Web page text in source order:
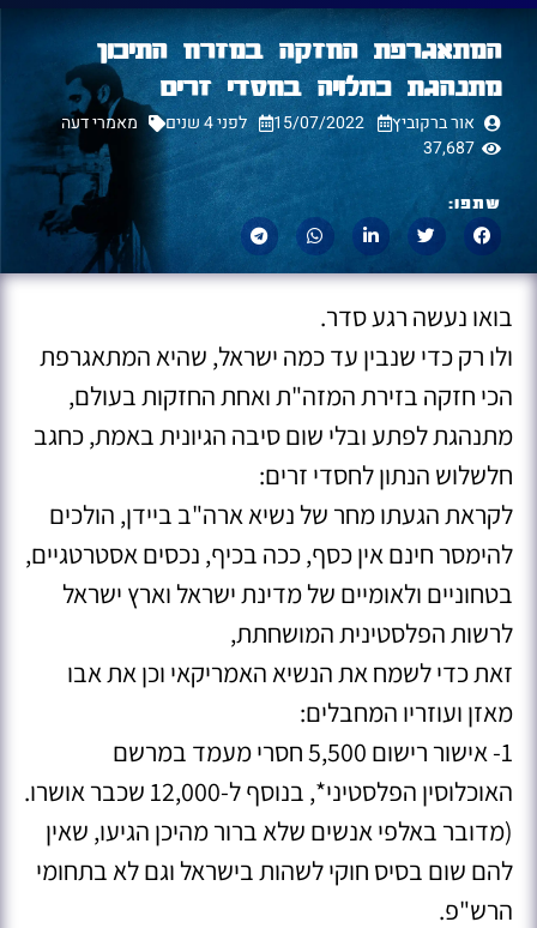
המתאגרפת החזקה במזרח התיכון
מתנהגת כתלויה בחסדי זרים
אור ברקוביץ 15/07/2022 לפני 4 שנים
מאמרי דעה
37,687
שתפו:
בואו נעשה רגע סדר.
ולו רק כדי שנבין עד כמה ישראל, שהיא המתאגרפת
הכי חזקה בזירת המזה"ת ואחת החזקות בעולם,
מתנהגת לפתע ובלי שום סיבה הגיונית באמת, כחגב
חלשלוש הנתון לחסדי זרים:
לקראת הגעתו מחר של נשיא ארה"ב ביידן, הולכים
להימסר חינם אין כסף, ככה בכיף, נכסים אסטרטגיים,
בטחוניים ולאומיים של מדינת ישראל וארץ ישראל
לרשות הפלסטינית המושחתת,
זאת כדי לשמח את הנשיא האמריקאי וכן את אבו
מאזן ועוזריו המחבלים:
1- אישור רישום 5,500 חסרי מעמד במרשם
האוכלוסין הפלסטיני*, בנוסף ל-12,000 שכבר אושרו.
(מדובר באלפי אנשים שלא ברור מהיכן הגיעו, שאין
להם שום בסיס חוקי לשהות בישראל וגם לא בתחומי
הרש"פ.